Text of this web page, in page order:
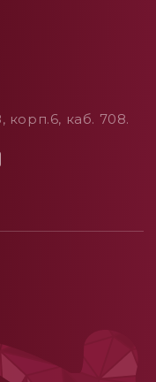
корп.6, каб. 708.